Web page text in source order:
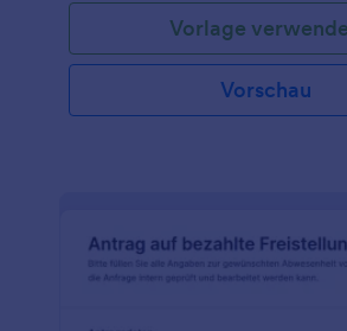
Vorlage
Vorschau